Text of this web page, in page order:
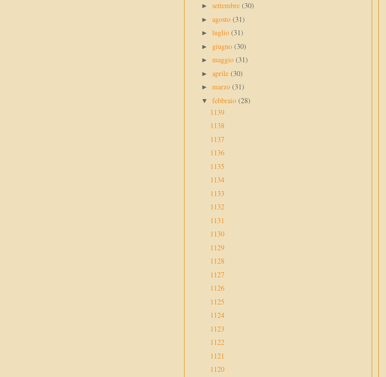
► settembre (30)
► agosto (31)
► luglio (31)
► giugno (30)
► maggio (31)
► aprile (30)
► marzo (31)
▼ febbraio (28)
1139
1138
1137
1136
1135
1134
1133
1132
1131
1130
1129
1128
1127
1126
1125
1124
1123
1122
1121
1120